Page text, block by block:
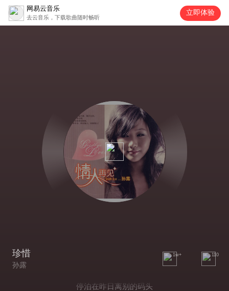
网易云音乐
去云音乐，下载歌曲随时畅听
立即体验
珍惜
孙露
1w+ 110
停泊在昨日离别的码头